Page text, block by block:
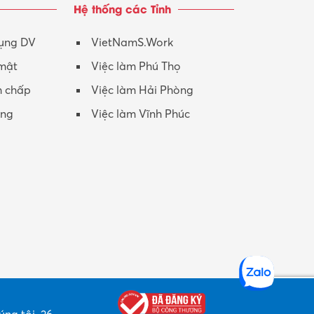
Nhân viên CSKH
Phục vụ khác
Promotion Girl (PG)
DV
chấp
Hệ thống các Tỉnh
VietNamS.Work
Việc làm Phú Thọ
Việc làm Hải Phòng
Việc làm Vĩnh Phúc